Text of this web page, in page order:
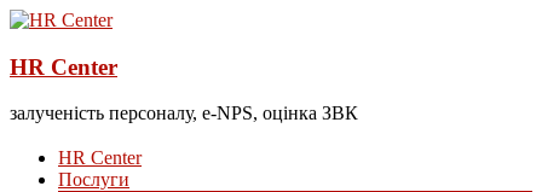
HR Center
залученість персоналу, e-NPS, оцінка ЗВК
HR Center
Послуги